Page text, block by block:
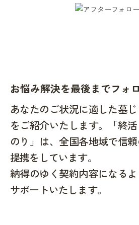
お悩み解決を最後までフォ
あなたのご状況に適した墓
をご紹介いたします。「終
のり」は、全国各地域で信
提携をしています。
納得のゆく契約内容になる
サポートいたします。